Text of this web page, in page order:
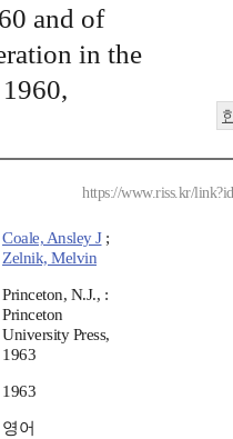
and of
in the
https://www.riss.kr/
Coale, Ansley J;
Zelnik, Melvin
Princeton, N.J., :
Princeton
University Press,
1963
1963
영어